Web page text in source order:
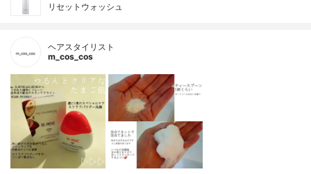
リセットウォッシュ
ヘアスタイリスト
m_cos_cos